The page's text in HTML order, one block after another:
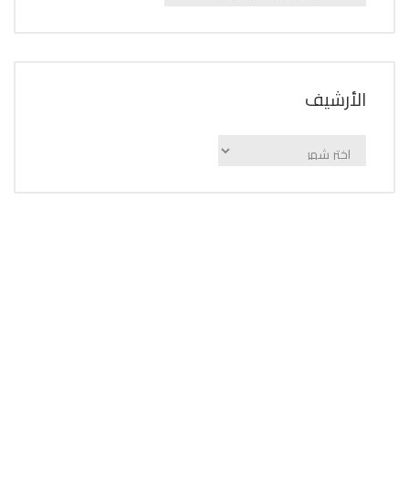
اﻷرشيف
اﻷرشيف